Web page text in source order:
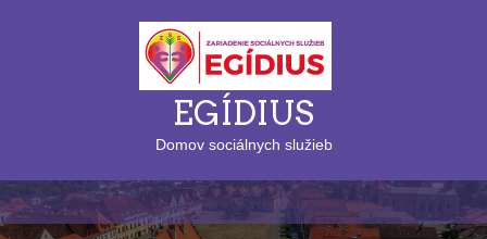
EGÍDIUS
Domov sociálnych služieb